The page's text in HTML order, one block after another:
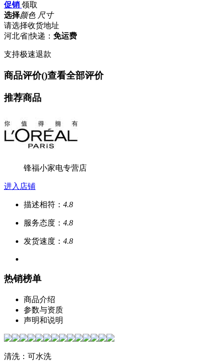
促销 领取
选择颜色 尺寸
请选择收货地址
河北省|快递： 免运费
支持极速退款
商品评价()查看全部评价
推荐商品
锋福小家电专营店
进入店铺
描述相符： 4.8
服务态度： 4.8
发货速度： 4.8
热销榜单
商品介绍
参数与资质
声明和说明
清洗：可水洗